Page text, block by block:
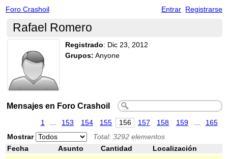
Foro Crashoil Entrar Registrarse
Rafael Romero
Registrado: Dic 23, 2012
Grupos: Anyone
Mensajes en Foro Crashoil
1 153 154 155 156 157 158 159
165
Mostrar
Total: 3292 elementos
Fecha
Asunto Cantidad
Localización